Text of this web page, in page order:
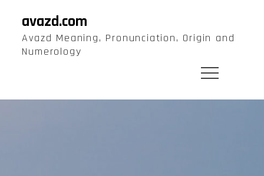
content
avazd.com
Avazd Meaning, Pronunciation, Origin and
Numerology